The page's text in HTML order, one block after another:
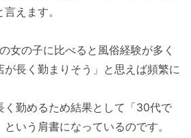
えます。
女の子に比べると風俗経験が多く
が長く勤まりそう」と思えば頻繁に
く勤めるため結果として「30代で
いう肩書になっているのです。